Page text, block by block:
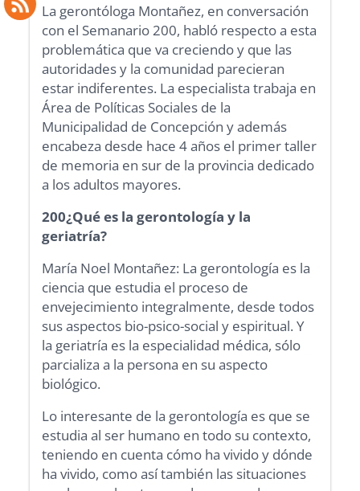
La gerontóloga Montañez, en conversación
con el Semanario 200, habló respecto a esta
problemática que va creciendo y que las
autoridades y la comunidad parecieran
estar indiferentes. La especialista trabaja en
Área de Políticas Sociales de la
Municipalidad de Concepción y además
encabeza desde hace 4 años el primer taller
de memoria en sur de la provincia dedicado
a los adultos mayores.
200¿Qué es la gerontología y la
geriatría?
María Noel Montañez: La gerontología es la
ciencia que estudia el proceso de
envejecimiento integralmente, desde todos
sus aspectos bio-psico-social y espiritual. Y
la geriatría es la especialidad médica, sólo
parcializa a la persona en su aspecto
biológico.
Lo interesante de la gerontología es que se
estudia al ser humano en todo su contexto,
teniendo en cuenta cómo ha vivido y dónde
ha vivido, como así también las situaciones